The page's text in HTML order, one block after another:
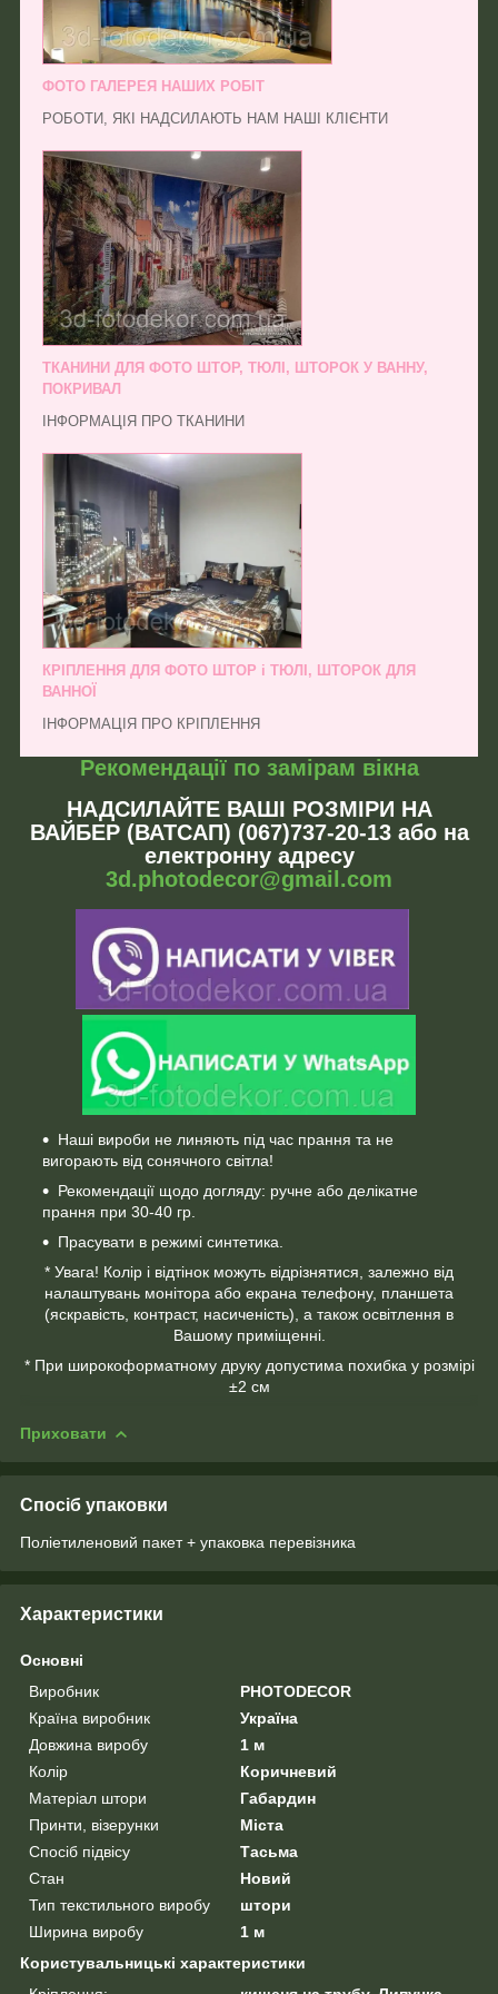
ФОТО ГАЛЕРЕЯ НАШИХ РОБІТ
РОБОТИ, ЯКІ НАДСИЛАЮТЬ НАМ НАШІ КЛІЄНТИ
ТКАНИНИ ДЛЯ ФОТО ШТОР, ТЮЛІ, ШТОРОК У ВАННУ,
ПОКРИВАЛ
ІНФОРМАЦІЯ ПРО ТКАНИНИ
КРІПЛЕННЯ ДЛЯ ФОТО ШТОР і ТЮЛІ, ШТОРОК ДЛЯ
ВАННОЇ
ІНФОРМАЦІЯ ПРО КРІПЛЕННЯ
Рекомендації по замірам вікна
НАДСИЛАЙТЕ ВАШІ РОЗМІРИ НА
ВАЙБЕР (ВАТСАП) (067)737-20-13 або на
електронну адресу
3d.photodecor@gmail.com
Наші вироби не линяють під час прання та не
вигорають від сонячного світла!
Рекомендації щодо догляду: ручне або делікатне
прання при 30-40 гр.
Прасувати в режимі синтетика.
* Увага! Колір і відтінок можуть відрізнятися, залежно від
налаштувань монітора або екрана телефону, планшета
(яскравість, контраст, насиченість), а також освітлення в
Вашому приміщенні.
* При широкоформатному друку допустима похибка у розмірі
±2 см
Приховати
Спосіб упаковки
Поліетиленовий пакет + упаковка перевізника
Характеристики
Основні
Виробник
PHOTODECOR
Країна виробник
Україна
Довжина виробу
1 м
Колір
Коричневий
Матеріал штори
Габардин
Принти, візерунки
Міста
Спосіб підвісу
Тасьма
Стан
Новий
Тип текстильного виробу
штори
Ширина виробу
1 м
Користувальницькі характеристики